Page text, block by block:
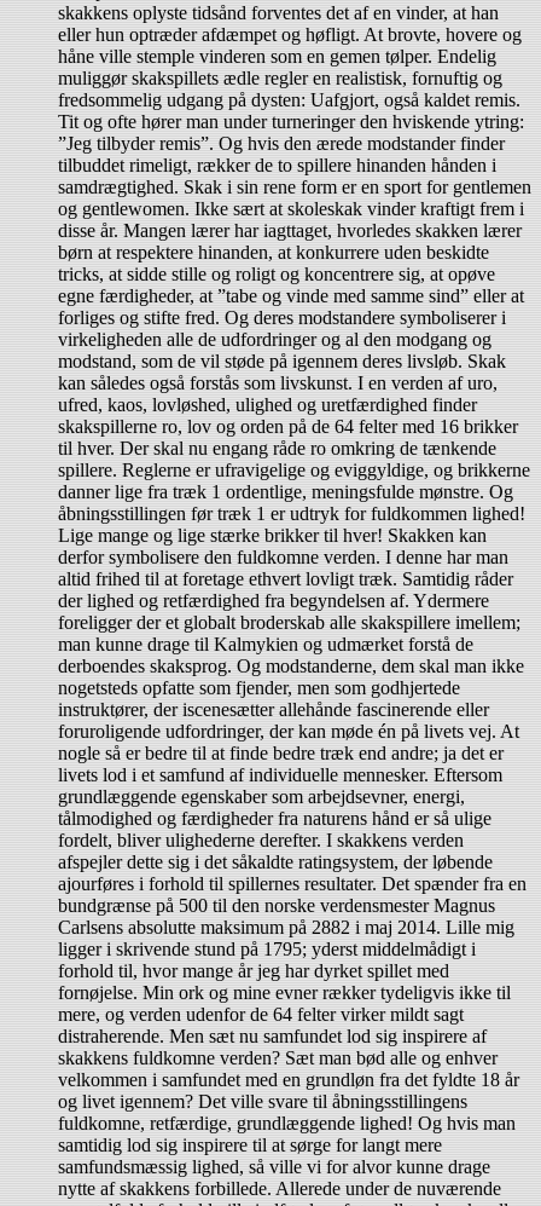
skakkens oplyste tidsånd forventes det af en vinder, at han
eller hun optræder afdæmpet og høfligt. At brovte, hovere og
håne ville stemple vinderen som en gemen tølper. Endelig
muliggør skakspillets ædle regler en realistisk, fornuftig og
fredsommelig udgang på dysten: Uafgjort, også kaldet remis.
Tit og ofte hører man under turneringer den hviskende ytring:
”Jeg tilbyder remis”. Og hvis den ærede modstander finder
tilbuddet rimeligt, rækker de to spillere hinanden hånden i
samdrægtighed. Skak i sin rene form er en sport for gentlemen
og gentlewomen. Ikke sært at skoleskak vinder kraftigt frem i
disse år. Mangen lærer har iagttaget, hvorledes skakken lærer
børn at respektere hinanden, at konkurrere uden beskidte
tricks, at sidde stille og roligt og koncentrere sig, at opøve
egne færdigheder, at ”tabe og vinde med samme sind” eller at
forliges og stifte fred. Og deres modstandere symboliserer i
virkeligheden alle de udfordringer og al den modgang og
modstand, som de vil støde på igennem deres livsløb. Skak
kan således også forstås som livskunst. I en verden af uro,
ufred, kaos, lovløshed, ulighed og uretfærdighed finder
skakspillerne ro, lov og orden på de 64 felter med 16 brikker
til hver. Der skal nu engang råde ro omkring de tænkende
spillere. Reglerne er ufravigelige og eviggyldige, og brikkerne
danner lige fra træk 1 ordentlige, meningsfulde mønstre. Og
åbningsstillingen før træk 1 er udtryk for fuldkommen lighed!
Lige mange og lige stærke brikker til hver! Skakken kan
derfor symbolisere den fuldkomne verden. I denne har man
altid frihed til at foretage ethvert lovligt træk. Samtidig råder
der lighed og retfærdighed fra begyndelsen af. Ydermere
foreligger der et globalt broderskab alle skakspillere imellem;
man kunne drage til Kalmykien og udmærket forstå de
derboendes skaksprog. Og modstanderne, dem skal man ikke
nogetsteds opfatte som fjender, men som godhjertede
instruktører, der iscenesætter allehånde fascinerende eller
foruroligende udfordringer, der kan møde én på livets vej. At
nogle så er bedre til at finde bedre træk end andre; ja det er
livets lod i et samfund af individuelle mennesker. Eftersom
grundlæggende egenskaber som arbejdsevner, energi,
tålmodighed og færdigheder fra naturens hånd er så ulige
fordelt, bliver ulighederne derefter. I skakkens verden
afspejler dette sig i det såkaldte ratingsystem, der løbende
ajourføres i forhold til spillernes resultater. Det spænder fra en
bundgrænse på 500 til den norske verdensmester Magnus
Carlsens absolutte maksimum på 2882 i maj 2014. Lille mig
ligger i skrivende stund på 1795; yderst middelmådigt i
forhold til, hvor mange år jeg har dyrket spillet med
fornøjelse. Min ork og mine evner rækker tydeligvis ikke til
mere, og verden udenfor de 64 felter virker mildt sagt
distraherende. Men sæt nu samfundet lod sig inspirere af
skakkens fuldkomne verden? Sæt man bød alle og enhver
velkommen i samfundet med en grundløn fra det fyldte 18 år
og livet igennem? Det ville svare til åbningsstillingens
fuldkomne, retfærdige, grundlæggende lighed! Og hvis man
samtidig lod sig inspirere til at sørge for langt mere
samfundsmæssig lighed, så ville vi for alvor kunne drage
nytte af skakkens forbillede. Allerede under de nuværende